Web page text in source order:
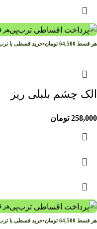
هر
هر قسط 64,500 تومان•خرید قسطی با
الک چشم بلبلی ریز
258,000 تومان
هر
هر قسط 64,500 تومان•خرید قسطی با